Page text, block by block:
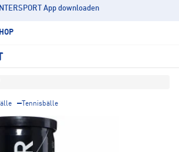
INTERSPORT App downloaden
Tennisbälle